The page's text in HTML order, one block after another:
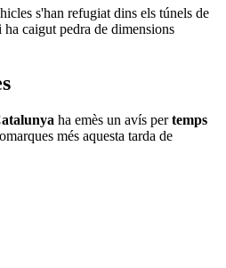
s'han refugiat dins els túnels de
caigut pedra de dimensions
ha emès un avís pertemps
més aquesta tarda de